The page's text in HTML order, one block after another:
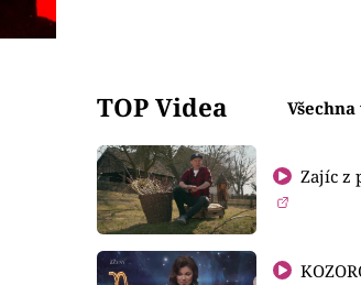
TOP Videa
Zajíc z
KOZOROH -